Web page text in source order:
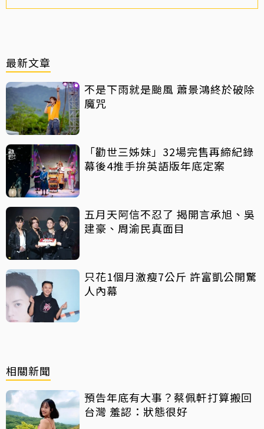
最新文章
不是下雨就是颱風 蕭景鴻終於破除
魔咒
「勸世三姊妹」32場完售再締紀錄
幕後4推手拚英語版年底定案
五月天阿信不忍了 揭開言承旭、吳
建豪、周渝民真面目
只花1個月激瘦7公斤 許富凱公開驚
人內幕
相關新聞
預告年底有大事？蔡佩軒打算搬回
台灣 羞認：狀態很好